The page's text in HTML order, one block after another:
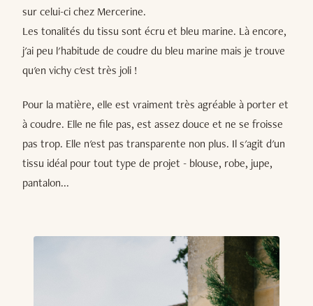
sur celui-ci chez Mercerine.
Les tonalités du tissu sont écru et bleu marine. Là encore,
j'ai peu l'habitude de coudre du bleu marine mais je trouve
qu'en vichy c'est très joli !
Pour la matière, elle est vraiment très agréable à porter et
à coudre. Elle ne file pas, est assez douce et ne se froisse
pas trop. Elle n'est pas transparente non plus. Il s'agit d'un
tissu idéal pour tout type de projet - blouse, robe, jupe,
pantalon...